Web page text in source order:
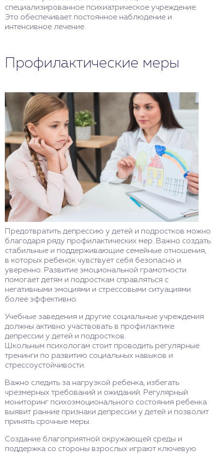
специализированное психиатрическое учреждение.
Это обеспечивает постоянное наблюдение и
интенсивное лечение.
Профилактические меры
Предотвратить депрессию у детей и подростков можно
благодаря ряду профилактических мер. Важно создать
стабильные и поддерживающие семейные отношения,
в которых ребенок чувствует себя безопасно и
уверенно. Развитие эмоциональной грамотности
помогает детям и подросткам справляться с
негативными эмоциями и стрессовыми ситуациями
более эффективно.
Учебные заведения и другие социальные учреждения
должны активно участвовать в профилактике
депрессии у детей и подростков.
Школьным психологам стоит проводить регулярные
тренинги по развитию социальных навыков и
стрессоустойчивости.
Важно следить за нагрузкой ребенка, избегать
чрезмерных требований и ожиданий. Регулярный
мониторинг психоэмоционального состояния ребенка
выявит ранние признаки депрессии у детей и позволит
принять срочные меры.
Создание благоприятной окружающей среды и
поддержка со стороны взрослых играют ключевую